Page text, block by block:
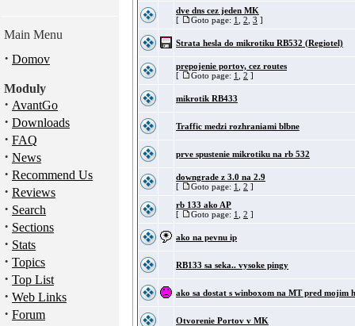
Main Menu
· Domov
Moduly
· AvantGo
· Downloads
· FAQ
· News
· Recommend Us
· Reviews
· Search
· Sections
· Stats
· Topics
· Top List
· Web Links
· Forum
dve dns cez jeden MK
[
Goto page: 1 2 3 ]
Strata hesla do mikrotiku RB532 (Regiotel)
prepojenie portov, cez routes
[
Goto page: 1 2 ]
mikrotik RB433
Traffic medzi rozhraniami blbne
prve spustenie mikrotiku na rb 532
downgrade z 3.0 na 2.9
[
Goto page: 1 2 ]
rb 133 ako AP
[
Goto page: 1 2 ]
ako na pevnu ip
RB133 sa seka.. vysoke pingy
ako sa dostat s winboxom na MT pred mojim
Otvorenie Portov v MK